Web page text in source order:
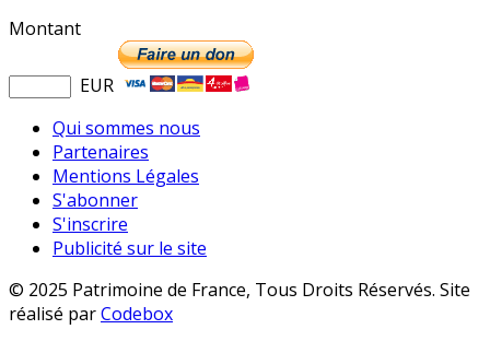
Montant
EUR
Qui sommes nous
Partenaires
Mentions Légales
S'abonner
S'inscrire
Publicité sur le site
© 2025 Patrimoine de France, Tous Droits Réservés. Site
réalisé parCodebox